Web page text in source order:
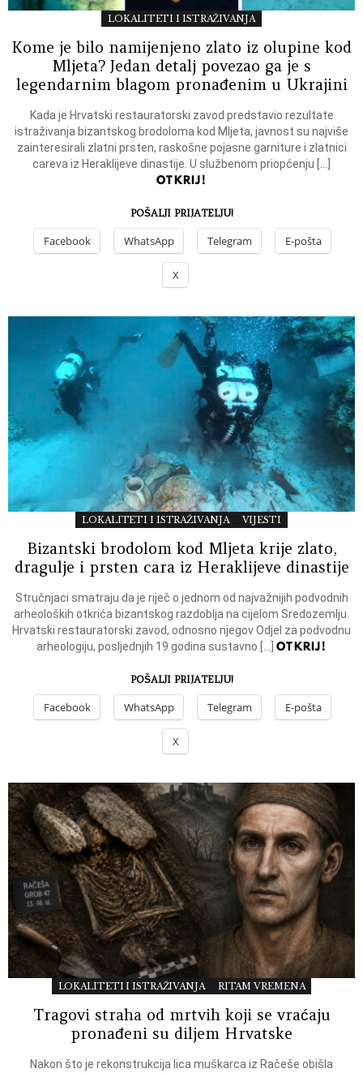
LOKALITETI I ISTRAŽIVANJA
Kome je bilo namijenjeno zlato iz olupine kod
Mljeta? Jedan detalj povezao ga je s
legendarnim blagom pronađenim u Ukrajini
Kada je Hrvatski restauratorski zavod predstavio rezultate
istraživanja bizantskog brodoloma kod Mljeta, javnost su najviše
zainteresirali zlatni prsten, raskošne pojasne garniture i zlatnici
careva iz Heraklijeve dinastije. U službenom priopćenju […]
OTKRIJ!
POŠALJI PRIJATELJU!
Facebook WhatsApp Telegram E-pošta
X
LOKALITETI I ISTRAŽIVANJA VIJESTI
Bizantski brodolom kod Mljeta krije zlato,
dragulje i prsten cara iz Heraklijeve dinastije
Stručnjaci smatraju da je riječ o jednom od najvažnijih podvodnih
arheoloških otkrića bizantskog razdoblja na cijelom Sredozemlju.
Hrvatski restauratorski zavod, odnosno njegov Odjel za podvodnu
arheologiju, posljednjih 19 godina sustavno […] OTKRIJ!
POŠALJI PRIJATELJU!
Facebook WhatsApp Telegram E-pošta
X
LOKALITETI I ISTRAŽIVANJA RITAM VREMENA
Tragovi straha od mrtvih koji se vraćaju
pronađeni su diljem Hrvatske
Nakon što je rekonstrukcija lica muškarca iz Račeše obišla